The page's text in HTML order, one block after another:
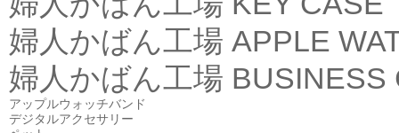
婦人かばん工場 APPLE
婦人かばん工場 BUSINESS
アップルウォッチバンド
デジタルアクセサリー